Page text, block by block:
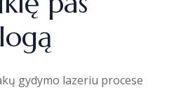
gydymo lazeriu procese